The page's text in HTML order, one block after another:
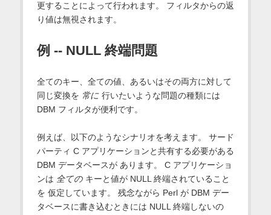
更することによって行われます。 フィルタからの返
り値は無視されます。
例 -- NULL 終端問題
全てのキー、全ての値、あるいはその両方に対して
同じ変換を 常に行いたいような問題の種類には
DBM フィルタが便利です。
例えば、以下のようなシナリオを考えます。 サード
パーティ C アプリケーションと共有する必要がある
DBM データベースが あります。 C アプリケーショ
ンは 全てのキーと値が NULL 終端されていること
を 仮定しています。 残念ながら Perl が DBM デー
タベースに書き込むときには NULL 終端しないの